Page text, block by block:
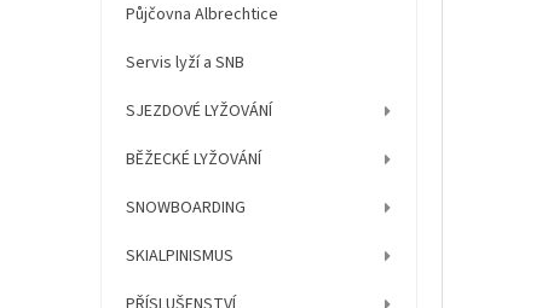
Půjčovna Albrechtice
Servis lyží a SNB
SJEZDOVÉ LYŽOVÁNÍ
BĚŽECKÉ LYŽOVÁNÍ
SNOWBOARDING
SKIALPINISMUS